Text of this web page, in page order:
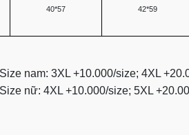
40*57 42*59
Size nam: 3XL +10.000/size; 4XL
Size nữ: 4XL +10.000/size; 5XL